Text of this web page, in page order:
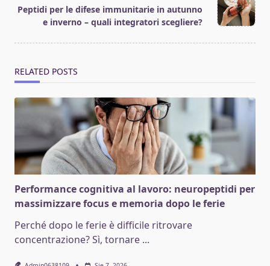
reader-
text">Page</span>
Peptidi per le difese immunitarie in autunno
e inverno – quali integratori scegliere?
RELATED POSTS
Performance cognitiva al lavoro: neuropeptidi per
massimizzare focus e memoria dopo le ferie
Perché dopo le ferie è difficile ritrovare
concentrazione? Sì, tornare ...